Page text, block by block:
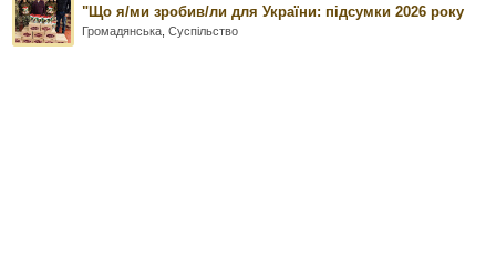
"Що я/ми зробив/ли для України: підсумки 2026 року
Громадянська ,Суспільство